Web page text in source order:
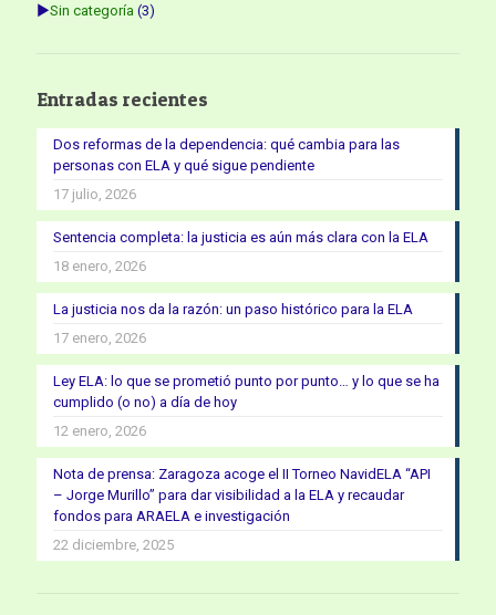
►Sin categoría (3)
Entradas recientes
Dos reformas de la dependencia: qué cambia para las
personas con ELA y qué sigue pendiente
17 julio, 2026
Sentencia completa: la justicia es aún más clara con la ELA
18 enero, 2026
La justicia nos da la razón: un paso histórico para la ELA
17 enero, 2026
Ley ELA: lo que se prometió punto por punto… y lo que se ha
cumplido (o no) a día de hoy
12 enero, 2026
Nota de prensa: Zaragoza acoge el II Torneo NavidELA “API
– Jorge Murillo” para dar visibilidad a la ELA y recaudar
fondos para ARAELA e investigación
22 diciembre, 2025